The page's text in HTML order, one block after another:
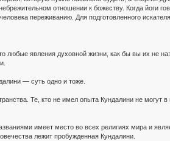
отношении к божеству. Когда йоги
переживанию. Для подготовленного
любые явления духовной жизни, как бы вы их не
— суть одно и тоже.
Те, кто не имел опыта Кундалини не
имеет место во всех религиях мира и
лежит пробужденная Кундалини.